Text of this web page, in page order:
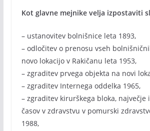
Kot glavne mejnike velja izpostaviti
– ustanovitev bolnišnice leta 1893,
– odločitev o prenosu vseh
novo lokacijo v Rakičanu leta 1953,
– zgraditev prvega objekta na novi
– zgraditev Internega oddelka 1965,
– zgraditev kirurškega bloka, največje
časov v zdravstvu v pomurski
1988,